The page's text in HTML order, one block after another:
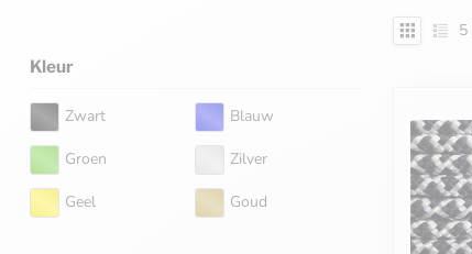
Kleur
Zwart Blauw
Groen Zilver
Geel Goud
5